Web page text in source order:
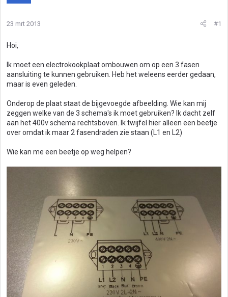
23 mrt 2013 #1
Hoi,
Ik moet een electrokookplaat ombouwen om op een 3 fasen
aansluiting te kunnen gebruiken. Heb het weleens eerder gedaan,
maar is even geleden.
Onderop de plaat staat de bijgevoegde afbeelding. Wie kan mij
zeggen welke van de 3 schema's ik moet gebruiken? Ik dacht zelf
aan het 400v schema rechtsboven. Ik twijfel hier alleen een beetje
over omdat ik maar 2 fasendraden zie staan (L1 en L2)
Wie kan me een beetje op weg helpen?